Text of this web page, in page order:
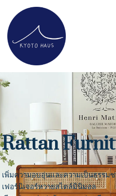
Skip
to
content
Rattan
เพิ่มความอบอุ่นและความเป็นธรรม
เฟอร์นิเจอร์หวายสไตล์มินิมอล